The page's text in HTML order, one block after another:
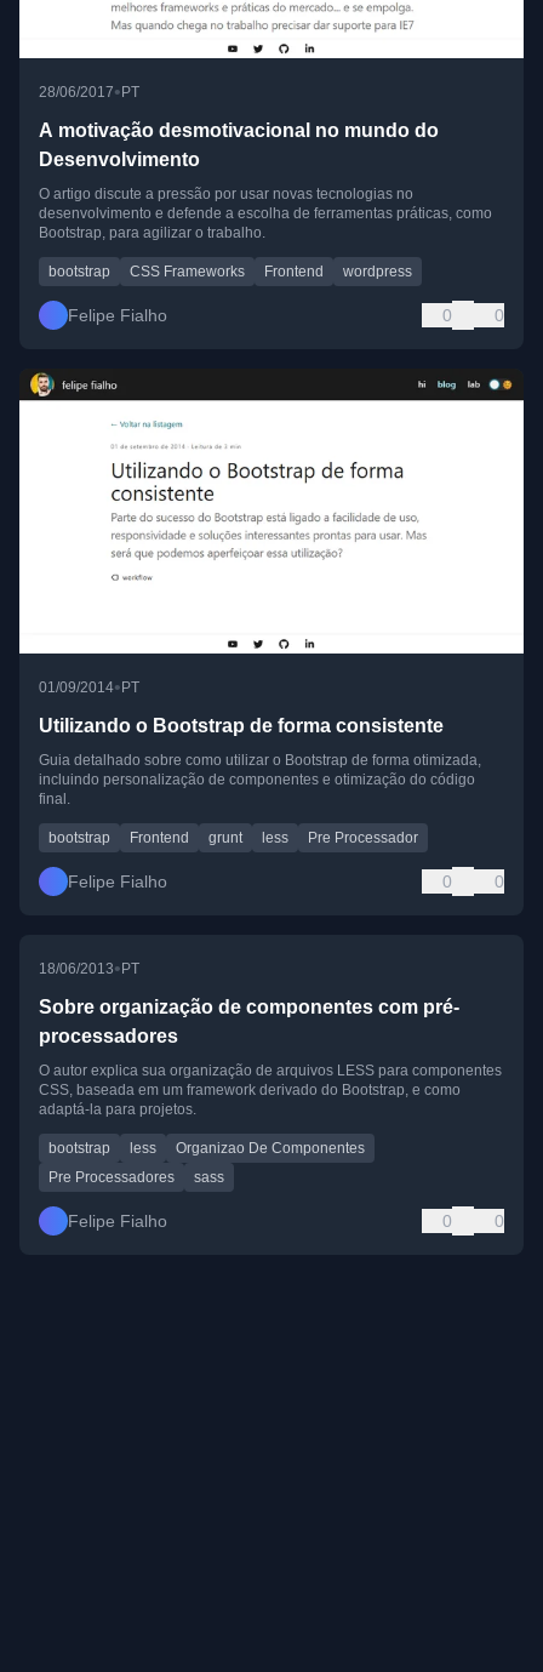
28/06/2017• PT
A motivação desmotivacional no mundo do
Desenvolvimento
O artigo discute a pressão por usar novas tecnologias no
desenvolvimento e defende a escolha de ferramentas práticas, como
Bootstrap, para agilizar o trabalho.
bootstrap CSS Frameworks Frontend wordpress
Felipe Fialho 0 0
01/09/2014•PT
Utilizando o Bootstrap de forma consistente
Guia detalhado sobre como utilizar o Bootstrap de forma otimizada,
incluindo personalização de componentes e otimização do código
final.
bootstrap Frontend grunt less Pre Processador
Felipe Fialho 0 0
18/06/2013•PT
Sobre organização de componentes com pré-
processadores
O autor explica sua organização de arquivos LESS para componentes
CSS, baseada em um framework derivado do Bootstrap, e como
adaptá-la para projetos.
bootstrap less
Organizao De Componentes
Pre Processadores
sass
Felipe Fialho 0 0